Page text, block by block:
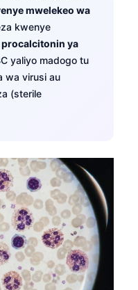
mwelekeo wa
kwenye
procalcitonin ya
yaliyo madogo tu
wa virusi au
(sterile